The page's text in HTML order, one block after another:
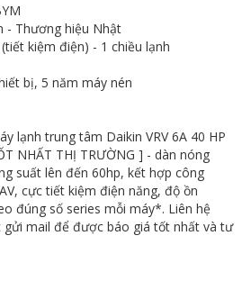
- Thương hiệu Nhật
kiệm điện) - 1 chiều lạnh
bị, 5 năm máy nén
lạnh trung tâm Daikin VRV 6A 40 HP
NHẤT THỊ TRƯỜNG ] - dàn nóng
suất lên đến 60hp, kết hợp công
cực tiết kiệm điện năng, độ ồn
đúng số series mỗi máy*. Liên hệ
gửi mail để được báo giá tốt nhất và tư